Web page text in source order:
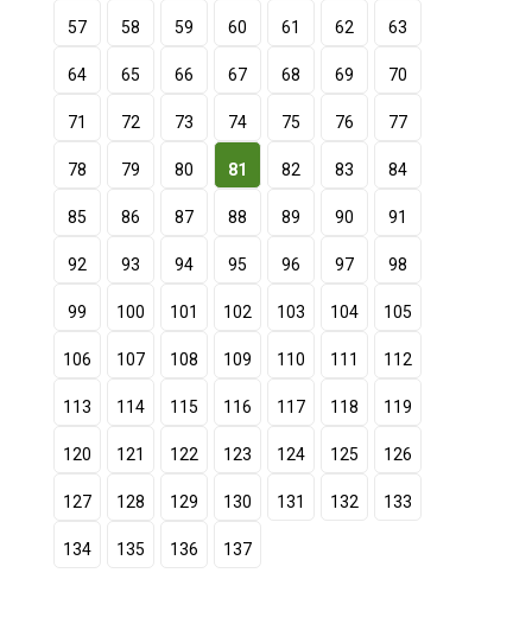
57 58 59 60 61 62 63
64 65 66 67 68 69 70
71 72 73 74 75 76 77
78 79 80 81 82 83 84
85 86 87 88 89 90 91
92 93 94 95 96 97 98
99 100 101 102 103 104 105
106 107 108 109 110 111 112
113 114 115 116 117 118 119
120 121 122 123 124 125 126
127 128 129 130 131 132 133
134 135 136 137